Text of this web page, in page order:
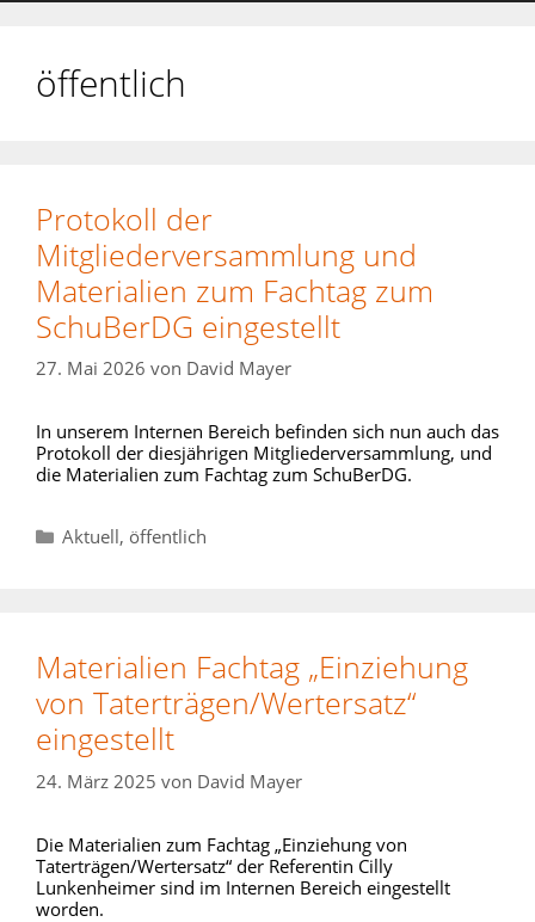
öffentlich
Protokoll der
Mitgliederversammlung und
Materialien zum Fachtag zum
SchuBerDG eingestellt
27. Mai 2026 von David Mayer
In unserem Internen Bereich befinden sich nun auch das
Protokoll der diesjährigen Mitgliederversammlung, und
die Materialien zum Fachtag zum SchuBerDG.
Kategorien
Aktuell, öffentlich
Materialien Fachtag „Einziehung
von Taterträgen/Wertersatz“
eingestellt
24. März 2025 von David Mayer
Die Materialien zum Fachtag „Einziehung von
Taterträgen/Wertersatz“ der Referentin Cilly
Lunkenheimer sind im Internen Bereich eingestellt
worden.